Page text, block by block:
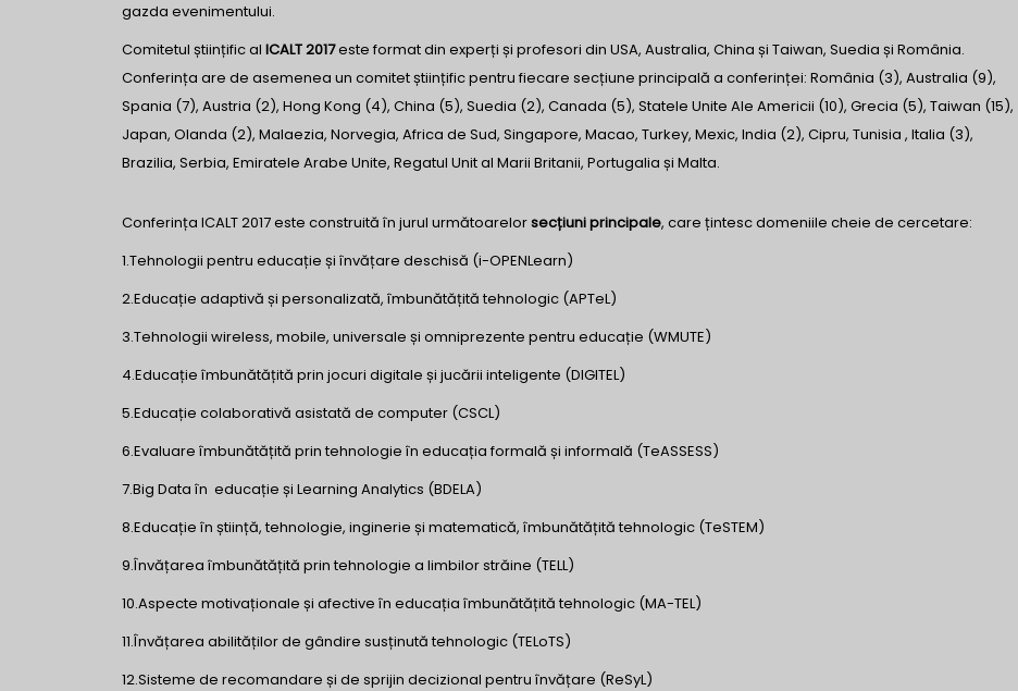
gazda evenimentului.
Comitetul științific al ICALT 2017este format din experți și profesori din USA, Australia, China și Taiwan, Suedia și România.
Conferința are de asemenea un comitet științific pentru fiecare secțiune principală a conferinței: România (3), Australia (9),
Spania (7), Austria (2), Hong Kong (4), China (5), Suedia (2), Canada (5), Statele Unite Ale Americii (10), Grecia (5), Taiwan (15),
Japan, Olanda (2), Malaezia, Norvegia, Africa de Sud, Singapore, Macao, Turkey, Mexic, India (2), Cipru, Tunisia , Italia (3),
Brazilia, Serbia, Emiratele Arabe Unite, Regatul Unit al Marii Britanii, Portugalia și Malta.
Conferința ICALT 2017 este construită în jurul următoarelorsecțiuni principale, care țintesc domeniile cheie de cercetare:
1.Tehnologii pentru educație și învățare deschisă (i-OPENLearn)
2.Educație adaptivă și personalizată, îmbunătățită tehnologic (APTeL)
3.Tehnologii wireless, mobile, universale și omniprezente pentru educație (WMUTE)
4.Educație îmbunătățită prin jocuri digitale și jucării inteligente (DIGITEL)
5.Educație colaborativă asistată de computer (CSCL)
6.Evaluare îmbunătățită prin tehnologie în educația formală și informală (TeASSESS)
7.Big Data în educație și Learning Analytics (BDELA)
8.Educație în știință, tehnologie, inginerie și matematică, îmbunătățită tehnologic (TeSTEM)
9.Învățarea îmbunătățită prin tehnologie a limbilor străine (TELL)
10.Aspecte motivaționale și afective în educația îmbunătățită tehnologic (MA-TEL)
11.Învățarea abilităților de gândire susținută tehnologic (TELoTS)
12.Sisteme de recomandare și de sprijin decizional pentru învățare (ReSyL)